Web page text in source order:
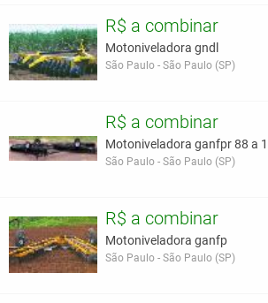
R$ a combinar
Motoniveladora gndl
São Paulo - São Paulo (SP)
R$ a combinar
Motoniveladora ganfpr 88 a
São Paulo - São Paulo (SP)
R$ a combinar
Motoniveladora ganfp
São Paulo - São Paulo (SP)